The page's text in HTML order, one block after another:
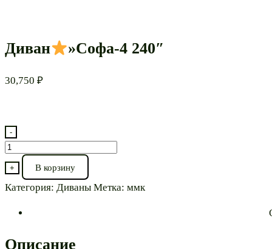
Диван »Софа-4 240″
30,750 ₽
-
Количество
товара
Диван
+ В корзину
Категория: Диваны Метка: ммк
Описание